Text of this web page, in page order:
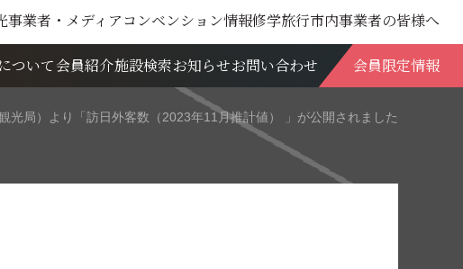
事業者・メディアコンベンション情報修学旅行市内事業者の皆様へ
ついて会員紹介施設検索お知らせお問い合わせ 会員限定情報
光局）より「訪日外客数（2023年11月推計値） 」が公開されました